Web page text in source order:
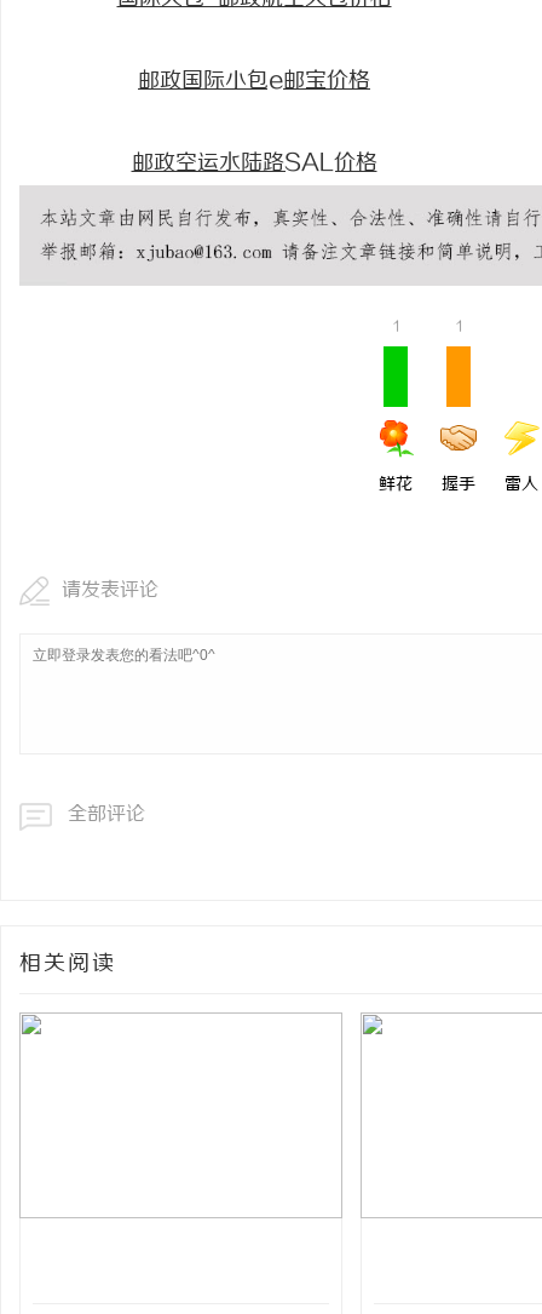
邮政国际小包e邮宝价格
邮政空运水陆路SAL价格
1
鲜花
1
握手 雷人
请发表评论
全部评论
相关阅读